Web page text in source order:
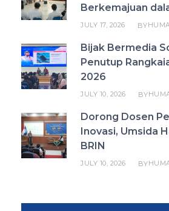
Berkemajuan
JULY 17, 2026 BY
Bijak Bermedia
Penutup
2026
JULY 10, 2026 BY
Dorong Dosen
Inovasi, Umsida
BRIN
JULY 10, 2026 BY